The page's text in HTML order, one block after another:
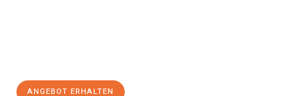
ANGEBOT ERHALTEN